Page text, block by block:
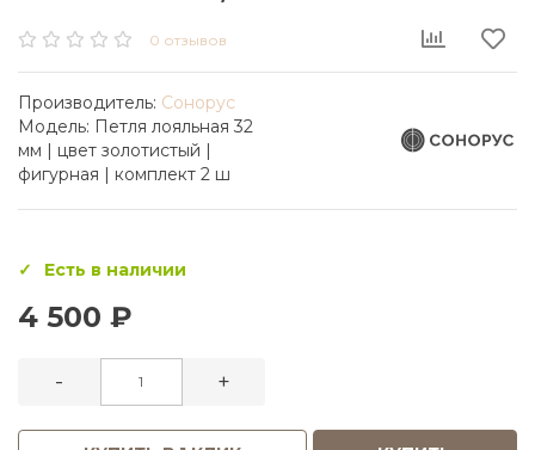
0 отзывов
Производитель: Сонорус
Модель: Петля лояльная 32
мм | цвет золотистый |
фигурная | комплект 2 ш
Есть в наличии
4 500 ₽
- +